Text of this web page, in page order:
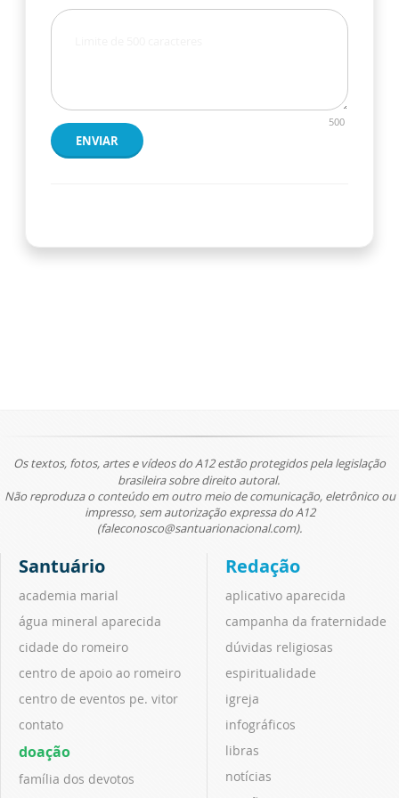
500
ENVIAR
Os textos, fotos, artes e vídeos do A12 estão protegidos pela legislação
brasileira sobre direito autoral.
Não reproduza o conteúdo em outro meio de comunicação, eletrônico ou
impresso, sem autorização expressa do A12
(faleconosco@santuarionacional.com).
Santuário
academia marial
água mineral aparecida
cidade do romeiro
centro de apoio ao romeiro
centro de eventos pe. vitor
contato
doação
família dos devotos
Redação
aplicativo aparecida
campanha da fraternidade
dúvidas religiosas
espiritualidade
igreja
infográficos
libras
notícias